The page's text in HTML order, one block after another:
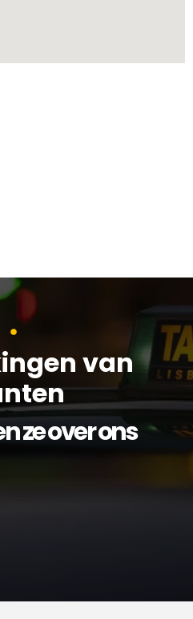
van
ze over ons